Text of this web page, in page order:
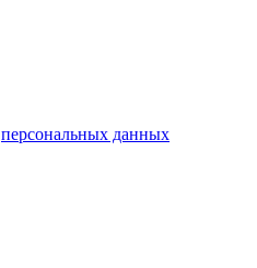
персональных данных